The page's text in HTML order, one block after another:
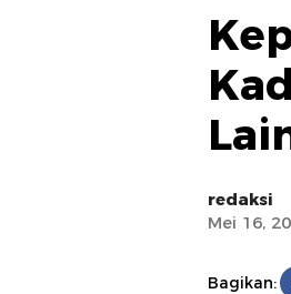
redaksi
Mei 16,
Bagikan: